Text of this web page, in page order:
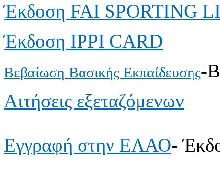
Έκδοση FAI SPORTING
Έκδοση IPPI CARD
Βεβαίωση Βασικής Εκπαίδευσης-
Αιτήσεις εξεταζόμενων
Εγγραφή στην ΕΛΑΟ-